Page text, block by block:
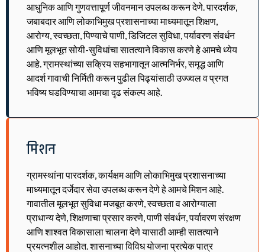
आधुनिक आणि गुणवत्तापूर्ण जीवनमान उपलब्ध करून देणे. पारदर्शक,
जबाबदार आणि लोकाभिमुख प्रशासनाच्या माध्यमातून शिक्षण,
आरोग्य, स्वच्छता, पिण्याचे पाणी, डिजिटल सुविधा, पर्यावरण संवर्धन
आणि मूलभूत सोयी-सुविधांचा सातत्याने विकास करणे हे आमचे ध्येय
आहे. ग्रामस्थांच्या सक्रिय सहभागातून आत्मनिर्भर, समृद्ध आणि
आदर्श गावाची निर्मिती करून पुढील पिढ्यांसाठी उज्ज्वल व प्रगत
भविष्य घडविण्याचा आमचा दृढ संकल्प आहे.
मिशन
ग्रामस्थांना पारदर्शक, कार्यक्षम आणि लोकाभिमुख प्रशासनाच्या
माध्यमातून दर्जेदार सेवा उपलब्ध करून देणे हे आमचे मिशन आहे.
गावातील मूलभूत सुविधा मजबूत करणे, स्वच्छता व आरोग्याला
प्राधान्य देणे, शिक्षणाचा प्रसार करणे, पाणी संवर्धन, पर्यावरण संरक्षण
आणि शाश्वत विकासाला चालना देणे यासाठी आम्ही सातत्याने
प्रयत्नशील आहोत. शासनाच्या विविध योजना प्रत्येक पात्र